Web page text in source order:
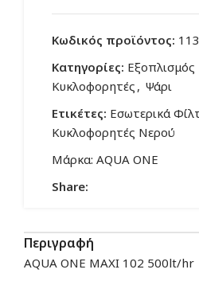
Κωδικός προϊόντος:
Κατηγορίες: Εξοπλισμός
Κυκλοφορητές , Ψάρι
Ετικέτες: Εσωτερικά
Κυκλοφορητές Νερού
Μάρκα: AQUA ONE
Share:
Περιγραφή
AQUA ONE MAXI 102 500lt/hr